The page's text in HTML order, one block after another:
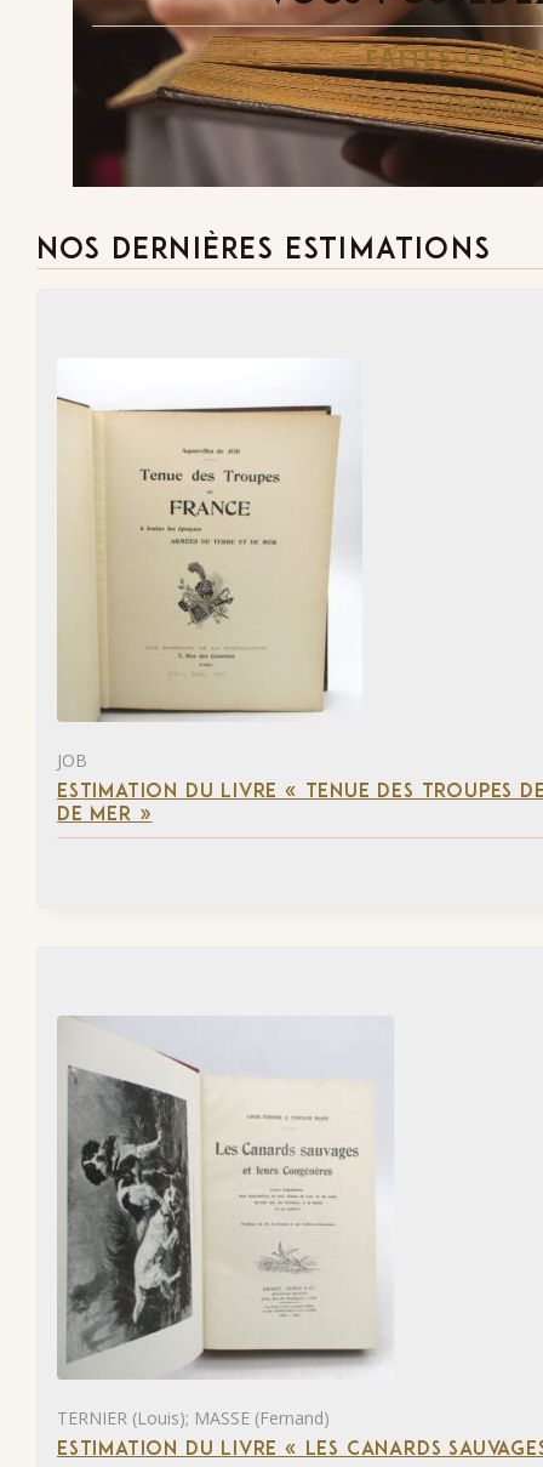
FAITES-LE
NOS DERNIÈRES ESTIMATIONS
JOB
ESTIMATION DU LIVRE « TENUE DES TROUPES
DE MER »
TERNIER (Louis); MASSE (Fernand)
ESTIMATION DU LIVRE « LES CANARDS